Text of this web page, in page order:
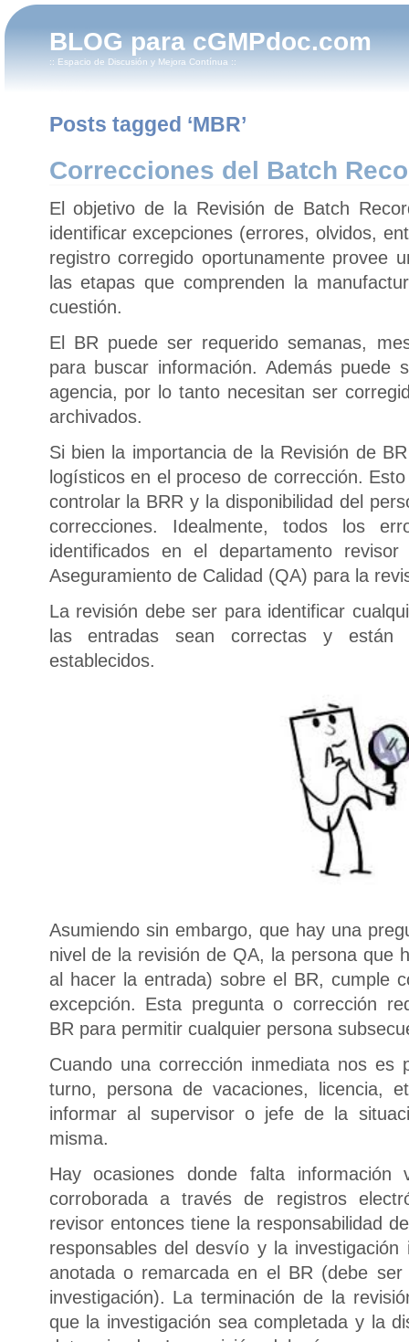
BLOG para cGMPdoc.com
:: Espacio de Discusión y Mejora Contínua ::
Posts tagged ‘MBR’
Correcciones del Batch
El objetivo de la Revisión de Batch
identificar excepciones (errores, olvidos,
registro corregido oportunamente provee
las etapas que comprenden la
cuestión.
El BR puede ser requerido semanas,
para buscar información. Además puede
agencia, por lo tanto necesitan ser
archivados.
Si bien la importancia de la Revisión de
logísticos en el proceso de corrección.
controlar la BRR y la disponibilidad del
correcciones. Idealmente, todos los
identificados en el departamento
Aseguramiento de Calidad (QA) para la
La revisión debe ser para identificar
las entradas sean correctas y están
establecidos.
Asumiendo sin embargo, que hay una
nivel de la revisión de QA, la persona que
al hacer la entrada) sobre el BR, cumple
excepción. Esta pregunta o corrección
BR para permitir cualquier persona
Cuando una corrección inmediata nos es
turno, persona de vacaciones, licencia,
informar al supervisor o jefe de la
misma.
Hay ocasiones donde falta
corroborada a través de registros
revisor entonces tiene la responsabilidad
responsables del desvío y la
anotada o remarcada en el BR (debe
investigación). La terminación de la
que la investigación sea completada y la